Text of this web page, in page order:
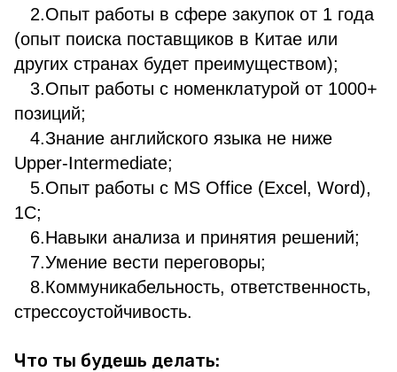
2.Опыт работы в сфере закупок от 1 года
(опыт поиска поставщиков в Китае или
других странах будет преимуществом);
3.Опыт работы с номенклатурой от 1000+
позиций;
4.Знание английского языка не ниже
Upper-Intermediate;
5.Опыт работы с MS Office (Excel, Word),
1С;
6.Навыки анализа и принятия решений;
7.Умение вести переговоры;
8.Коммуникабельность, ответственность,
стрессоустойчивость.
Что ты будешь делать: